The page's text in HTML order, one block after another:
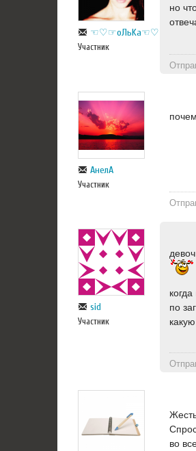
☜♡☞оЛьKa☜♡☞
Участник
но
АнелА
Участник
sid
Участник
по
во